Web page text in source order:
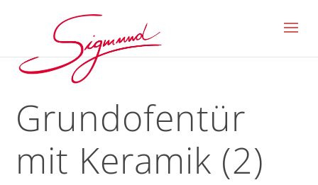
Grundofentür
mit Keramik (2)